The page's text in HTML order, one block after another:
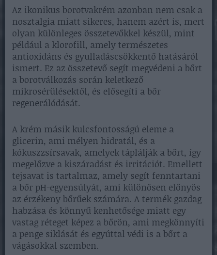
Az ikonikus borotvakrém azonban nem csak a
nosztalgia miatt sikeres, hanem azért is, mert
olyan különleges összetevőkkel készül, mint
például a klorofill, amely természetes
antioxidáns és gyulladáscsökkentő hatásáról
ismert. Ez az összetevő segít megvédeni a bőrt
a borotválkozás során keletkező
mikrosérülésektől, és elősegíti a bőr
regenerálódását.
A krém másik kulcsfontosságú eleme a
glicerin, ami mélyen hidratál, és a
kókuszzsírsavak, amelyek táplálják a bőrt, így
megelőzve a kiszáradást és irritációt. Emellett
tejsavat is tartalmaz, amely segít fenntartani
a bőr pH-egyensúlyát, ami különösen előnyös
az érzékeny bőrűek számára. A termék gazdag
habzása és könnyű kenhetősége miatt egy
vastag réteget képez a bőrön, ami megkönnyíti
a penge siklását és egyúttal védi is a bőrt a
vágásokkal szemben.